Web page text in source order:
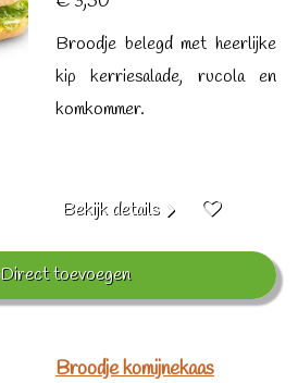
Broodje belegd met heerlijke
kip kerriesalade, rucola en
komkommer.
Bekijk details
Direct toevoegen
Broodje komijnekaas